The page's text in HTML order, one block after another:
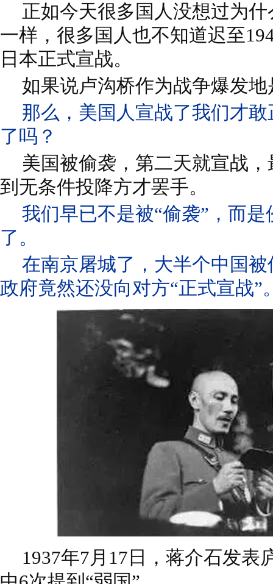
正如今天很多国人没想过为
一样，很多国人也不知道迟至
日本正式宣战。
如果说卢沟桥作为战争爆发
那么，美国人宣战了我们才
了吗？
美国被偷袭，第二天就宣战
到无条件投降方才罢手。
我们早已不是被“偷袭”，而
了。
在南京屠城了，大半个中国
政府竟然还没向对方“正式宣战”
1937年7月17日，蒋介石发表